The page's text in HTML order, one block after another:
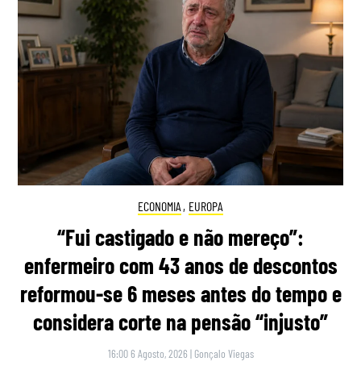
ECONOMIA , EUROPA
“Fui castigado e não mereço”:
enfermeiro com 43 anos de descontos
reformou-se 6 meses antes do tempo e
considera corte na pensão “injusto”
16:00 6 Agosto, 2026 | Gonçalo Viegas